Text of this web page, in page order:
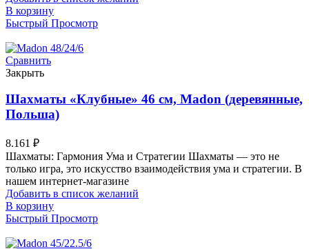
В корзину
Быстрый Просмотр
Сравнить
Закрыть
Шахматы «Клубные» 46 см, Madon (деревянные,
Польша)
8.161 ₽
Шахматы: Гармония Ума и Стратегии Шахматы — это не
только игра, это искусство взаимодействия ума и стратегии. В
нашем интернет-магазине
Добавить в список желаний
В корзину
Быстрый Просмотр